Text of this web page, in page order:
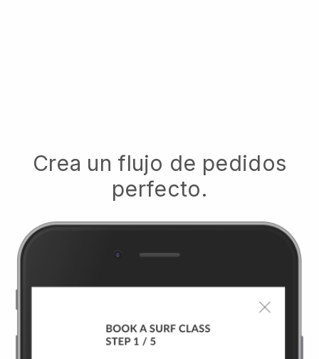
Crea un flujo de pedidos
perfecto.